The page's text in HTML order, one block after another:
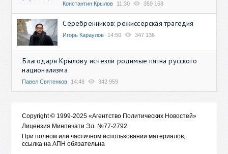
Константин Крылов 11:30 359 168
Серебренников: режиссерская трагедия
Игорь Караулов 14:50 347 136
Благодаря Крылову исчезли родимые пятна русского
национализма
Павел Святенков 14:48 342 959
Copyright © 1999-2025 «Агентство Политических Новостей»
Лицензия Минпечати Эл. №77-2792
При полном или частичном использовании материалов,
ссылка на АПН обязательна